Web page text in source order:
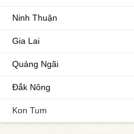
Ninh Thuận
Gia Lai
Quảng Ngãi
Đắk Nông
Kon Tum